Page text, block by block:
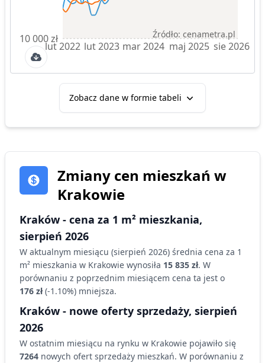
lut 2022 lut 2023 mar 2024 maj 2025 sie 2026
10 000 zł Źródło: cenametra.pl
Zobacz dane w formie tabeli
Zmiany cen mieszkań w
Krakowie
Kraków - cena za 1 m² mieszkania,
sierpień 2026
W aktualnym miesiącu (sierpień 2026) średnia cena za 1
m² mieszkania w Krakowie wynosiła 15 835 zł. W
porównaniu z poprzednim miesiącem cena ta jest o
176 zł (-1.10%) mniejsza.
Kraków - nowe oferty sprzedaży, sierpień
2026
W ostatnim miesiącu na rynku w Krakowie pojawiło się
7264 nowych ofert sprzedaży mieszkań. W porównaniu z